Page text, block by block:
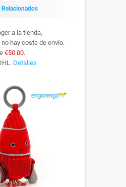
a la tienda,
hay coste de envío.
€50.00.
Detalles